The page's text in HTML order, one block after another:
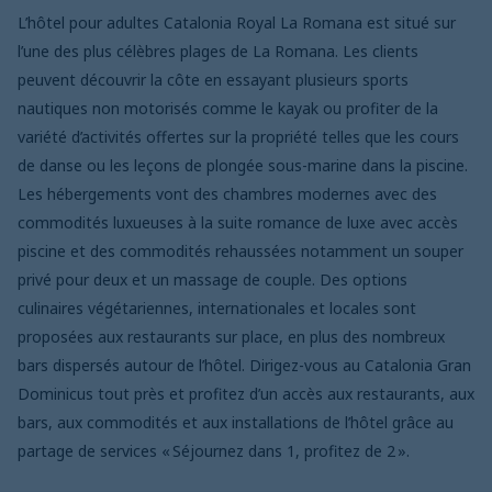
L’hôtel pour adultes Catalonia Royal La Romana est situé sur
l’une des plus célèbres plages de La Romana. Les clients
peuvent découvrir la côte en essayant plusieurs sports
nautiques non motorisés comme le kayak ou profiter de la
variété d’activités offertes sur la propriété telles que les cours
de danse ou les leçons de plongée sous-marine dans la piscine.
Les hébergements vont des chambres modernes avec des
commodités luxueuses à la suite romance de luxe avec accès
piscine et des commodités rehaussées notamment un souper
privé pour deux et un massage de couple. Des options
culinaires végétariennes, internationales et locales sont
proposées aux restaurants sur place, en plus des nombreux
bars dispersés autour de l’hôtel. Dirigez-vous au Catalonia Gran
Dominicus tout près et profitez d’un accès aux restaurants, aux
bars, aux commodités et aux installations de l’hôtel grâce au
partage de services « Séjournez dans 1, profitez de 2 ».